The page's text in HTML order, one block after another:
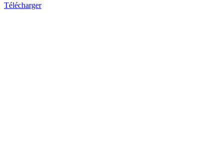
Télécharger